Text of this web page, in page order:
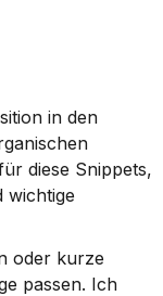
in den
diese Snippets,
wichtige
oder kurze
passen. Ich